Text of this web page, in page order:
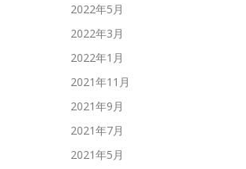
2022年5月
2022年3月
2022年1月
2021年11月
2021年9月
2021年7月
2021年5月